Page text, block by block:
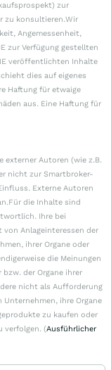
zur
zu konsultieren.Wir
Angemessenheit,
zur Verfügung gestellten
veröffentlichten Inhalte
dies auf eigenes
Haftung für etwaige
aus. Eine Haftung für
externer Autoren (wie z.B.
nicht zur Smartbroker-
Externe Autoren
die Inhalte sind
Ihre bei
Anlageinteressen der
ihrer Organe oder
die Meinungen
der Organe ihrer
nicht als Aufforderung
ihre Organe
zu kaufen oder
verfolgen. (Ausführlicher